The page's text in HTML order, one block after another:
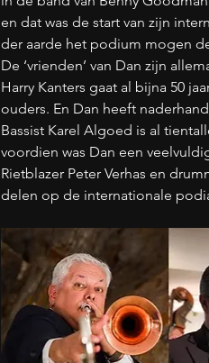
en dat was de start van zijn
der aarde het podium mogen
De ‘vrienden’ van Dan zijn
Harry Kanters gaat al bijna 50
ouders. En Dan heeft
Bassist Karel Algoed is al
voordien was Dan een
Rietblazer Peter Verhas en
delen op de internationale